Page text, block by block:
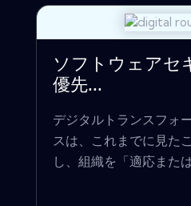
ソフトウェアセ
優先...
デジタルトランスフォ
スは、これまでに見た
し、組織を「適応また